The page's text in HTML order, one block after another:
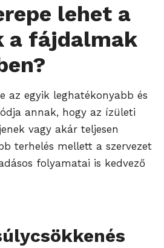
lehet a
a fájdalmak
az egyik leghatékonyabb és
annak, hogy az ízületi
vagy akár teljesen
terhelés mellett a szervezet
folyamatai is kedvező